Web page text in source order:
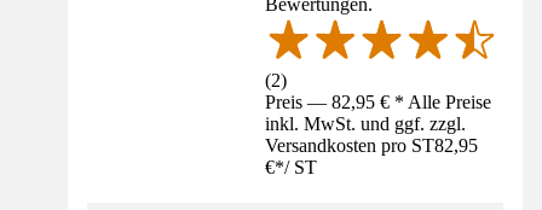
(2)
Preis — 82,95 € * Alle Preise
inkl. MwSt. und ggf. zzgl.
Versandkosten pro ST82,95
€*/ ST